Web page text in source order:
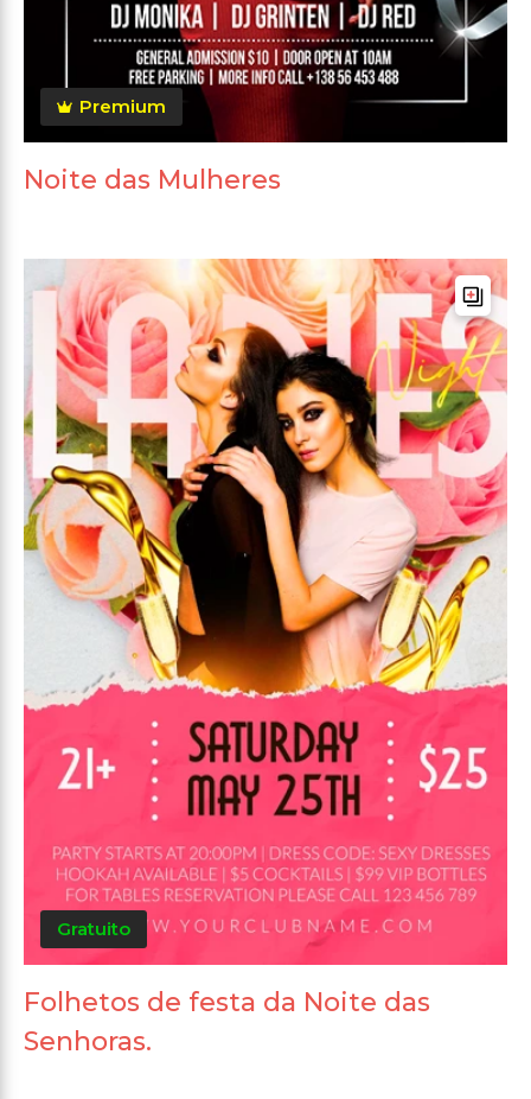
Premium
Noite das Mulheres
Gratuito
Folhetos de festa da Noite das
Senhoras.